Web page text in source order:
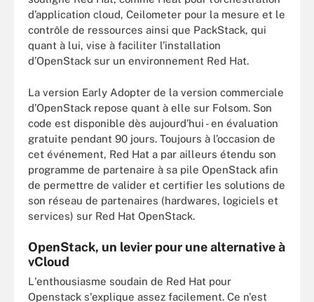
d’application cloud, Ceilometer pour la mesure et le
contrôle de ressources ainsi que PackStack, qui
quant à lui, vise à faciliter l’installation
d’OpenStack sur un environnement Red Hat.
La version Early Adopter de la version commerciale
d’OpenStack repose quant à elle sur Folsom. Son
code est disponible dès aujourd’hui - en évaluation
gratuite pendant 90 jours. Toujours à l’occasion de
cet événement, Red Hat a par ailleurs étendu son
programme de partenaire à sa pile OpenStack afin
de permettre de valider et certifier les solutions de
son réseau de partenaires (hardwares, logiciels et
services) sur Red Hat OpenStack.
OpenStack, un levier pour une alternative à
vCloud
L'enthousiasme soudain de Red Hat pour
Openstack s'explique assez facilement. Ce n'est